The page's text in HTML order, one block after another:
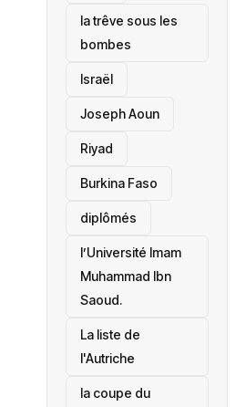
la trêve sous les
bombes
Israël
Joseph Aoun
Riyad
Burkina Faso
diplômés
l’Université Imam
Muhammad Ibn
Saoud.
‎La liste de
l'Autriche
la coupe du